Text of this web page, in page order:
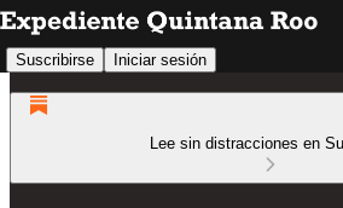
Suscribirse Iniciar sesión
Lee sin distracciones en